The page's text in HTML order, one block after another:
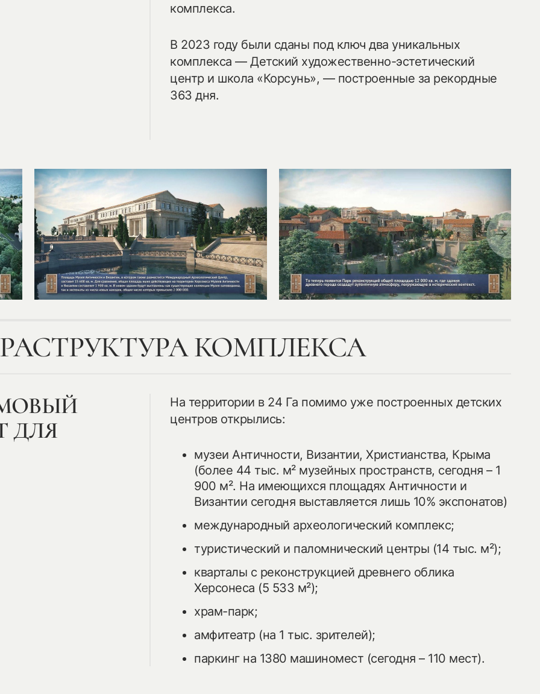
комплекса.
В 2023 году были сданы под ключ два уникальных
комплекса — Детский художественно-эстетический
центр и школа «Корсунь», — построенные за рекордные
363 дня.
КОМПЛЕКСА
ДЛЯ
На территории в 24 Га помимо уже построенных детских
центров открылись:
музеи Античности, Византии, Христианства, Крыма
(более 44 тыс. м² музейных пространств, сегодня – 1
900 м². На имеющихся площадях Античности и
Византии сегодня выставляется лишь 10% экспонатов)
международный археологический комплекс;
туристический и паломнический центры (14 тыс. м²);
кварталы с реконструкцией древнего облика
Херсонеса (5 533 м²);
храм-парк;
амфитеатр (на 1 тыс. зрителей);
паркинг на 1380 машиномест (сегодня – 110 мест).